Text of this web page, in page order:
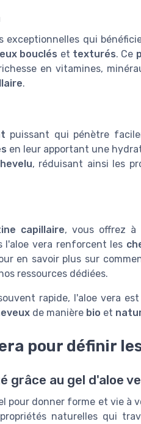
exceptionnelles qui
bouclés et texturés. Ce
en vitamines,
.
puissant qui pénètre
en leur apportant une
, réduisant ainsi les
capillaire, vous offrez à
l'aloe vera renforcent les
en savoir plus sur
ressources dédiées.
rapide, l'aloe vera
de manière bio et
pour définir
grâce au gel d'aloe
pour donner forme et vie à
naturelles qui